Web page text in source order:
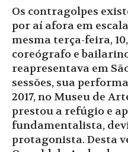
Os contragolpes
por aí afora em
mesma terça-feira,
coreógrafo e
reapresentava em
sessões, sua
2017, no Museu de
prestou a refúgio e
fundamentalista,
protagonista. Desta